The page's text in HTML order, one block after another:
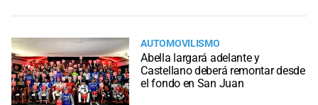
AUTOMOVILISMO
Abella largará adelante y
Castellano deberá remontar desde
el fondo en San Juan